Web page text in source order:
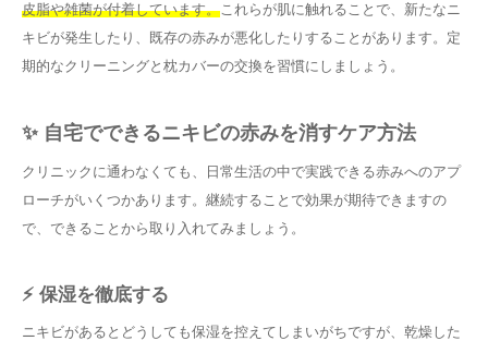
皮脂や雑菌が付着しています。これらが肌に触れることで、新たなニ
キビが発生したり、既存の赤みが悪化したりすることがあります。定
期的なクリーニングと枕カバーの交換を習慣にしましょう。
✨ 自宅でできるニキビの赤みを消すケア方法
クリニックに通わなくても、日常生活の中で実践できる赤みへのアプ
ローチがいくつかあります。継続することで効果が期待できますの
で、できることから取り入れてみましょう。
⚡ 保湿を徹底する
ニキビがあるとどうしても保湿を控えてしまいがちですが、乾燥した